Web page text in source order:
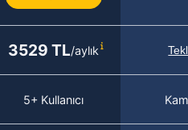
3529 TL/aylık
5+ Kullanıcı